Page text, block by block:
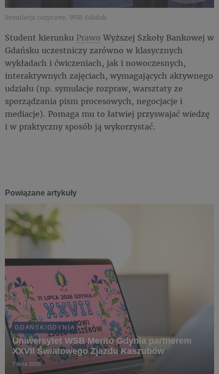
Symulacja rozprawy, WSB Gdańsk
Student kierunku Prawo Wyższej Szkoły Bankowej w
Gdańsku uczestniczy zarówno w klasycznych
wykładach i ćwiczeniach, jak i nowoczesnych,
interaktywnych zajęciach, wymagających aktywnego
udziału (np. symulacje rozpraw, warsztaty ze
sporządzania pism procesowych, negocjacje i
mediacje). Pomaga mu to łatwiej przyswajać wiedzę
i w praktyczny sposób ją wykorzystać.
Powiązane artykuły
GDAŃSK/GDYNIA
Uniwersytet WSB Merito Gdynia partnerem
XXVII Światowego Zjazdu Kaszubów
7 lipca 2026